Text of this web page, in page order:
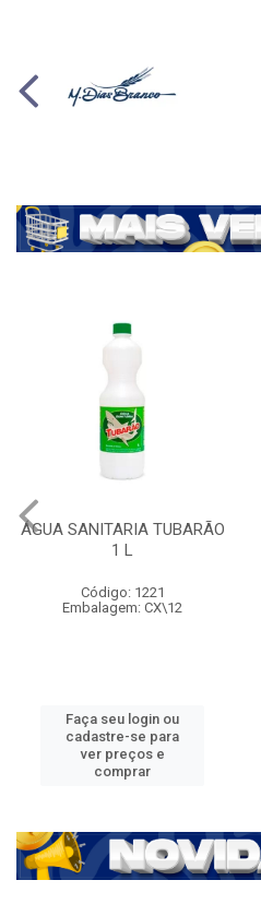
ÁGUA SANITARIA TUBARÃO
1 L
Código: 1221
Embalagem: CX\12
Faça seu login ou
cadastre-se para
ver preços e
comprar